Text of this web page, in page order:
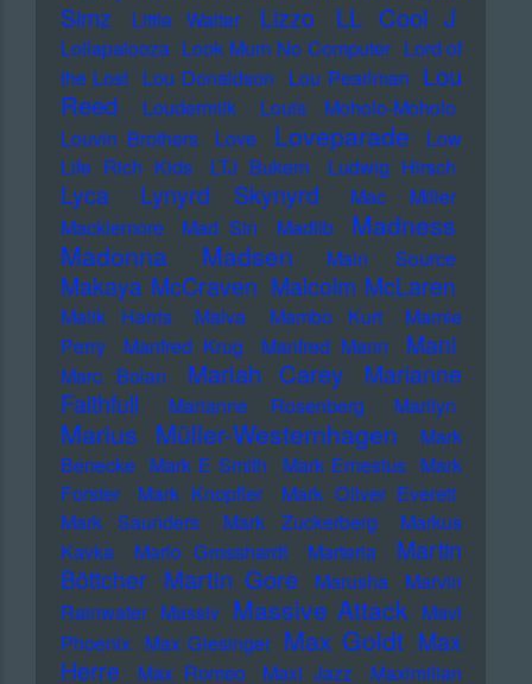
Simz
Little Walter Lizzo LL Cool J
Lollapalooza Look Mum No Computer Lord of
the Lost Lou Donaldson Lou Pearlman Lou
Reed
Loudermilk
Louis Moholo-Moholo
Louvin Brothers
Love Loveparade
Low
Life Rich Kids
LTJ Bukem Ludwig Hirsch
Lyca Lynyrd Skynyrd
Mac Miller
Macklemore
Mad Sin Madlib
Madness
Madonna
Madsen Main Source
Makaya McCraven Malcolm McLaren
Malik Harris Malva Mambo Kurt
Mamie
Perry
Manfred Krug Manfred Mann Mani
Marc Bolan Mariah Carey
Marianne
Faithfull
Marianne Rosenberg Marilyn
Marius Müller-Westernhagen
Mark
Benecke Mark E Smith Mark Ernestus Mark
Forster
Mark Knopfler
Mark Oliver Everett
Mark Saunders
Mark Zuckerberg
Markus
Kavka
Marlo Grosshardt Marteria
Martin
Böttcher Martin Gore Marusha
Marvin
Rainwater Massiv Massive Attack Mavi
Phoenix Max Giesinger Max Goldt Max
Herre
Max Romeo Maxi Jazz
Maximilian